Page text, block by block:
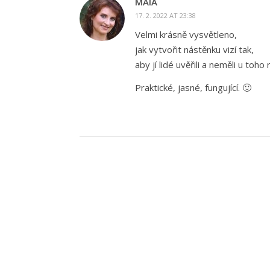
17. 2. 2022 AT 23:38
Velmi krásně vysvětleno,
jak vytvořit nástěnku vizí tak,
aby jí lidé uvěřili a neměli u toho
Praktické, jasné, fungující. 🙂